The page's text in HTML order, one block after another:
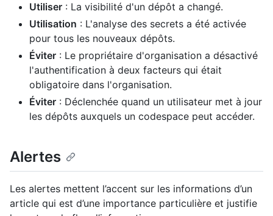
Utiliser : La visibilité d'un dépôt a changé.
Utilisation : L'analyse des secrets a été activée
pour tous les nouveaux dépôts.
Éviter : Le propriétaire d'organisation a désactivé
l'authentification à deux facteurs qui était
obligatoire dans l'organisation.
Éviter : Déclenchée quand un utilisateur met à jour
les dépôts auxquels un codespace peut accéder.
Alertes
Les alertes mettent l’accent sur les informations d’un
article qui est d’une importance particulière et justifie